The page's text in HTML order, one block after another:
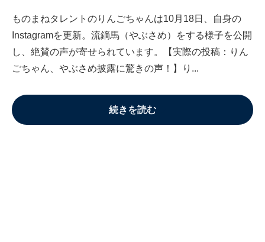
ものまねタレントのりんごちゃんは10月18日、自身の
Instagramを更新。流鏑馬（やぶさめ）をする様子を公開
し、絶賛の声が寄せられています。【実際の投稿：りん
ごちゃん、やぶさめ披露に驚きの声！】り...
続きを読む